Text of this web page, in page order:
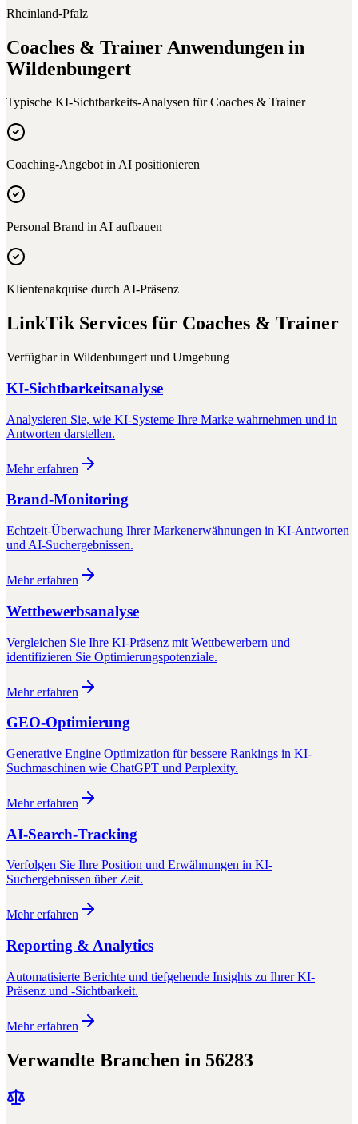
Rheinland-Pfalz
Coaches & Trainer Anwendungen in
Wildenbungert
Typische KI-Sichtbarkeits-Analysen fürCoaches & Trainer
Coaching-Angebot in AI positionieren
Personal Brand in AI aufbauen
Klientenakquise durch AI-Präsenz
LinkTik Services für Coaches & Trainer
Verfügbar in Wildenbungert und Umgebung
KI-Sichtbarkeitsanalyse
Analysieren Sie, wie KI-Systeme Ihre Marke wahrnehmen und in
Antworten darstellen.
Mehr erfahren
Brand-Monitoring
Echtzeit-Überwachung Ihrer Markenerwähnungen in KI-Antworten
und AI-Suchergebnissen.
Mehr erfahren
Wettbewerbsanalyse
Vergleichen Sie Ihre KI-Präsenz mit Wettbewerbern und
identifizieren Sie Optimierungspotenziale.
Mehr erfahren
GEO-Optimierung
Generative Engine Optimization für bessere Rankings in KI-
Suchmaschinen wie ChatGPT und Perplexity.
Mehr erfahren
AI-Search-Tracking
Verfolgen Sie Ihre Position und Erwähnungen in KI-
Suchergebnissen über Zeit.
Mehr erfahren
Reporting & Analytics
Automatisierte Berichte und tiefgehende Insights zu Ihrer KI-
Präsenz und -Sichtbarkeit.
Mehr erfahren
Verwandte Branchen in 56283